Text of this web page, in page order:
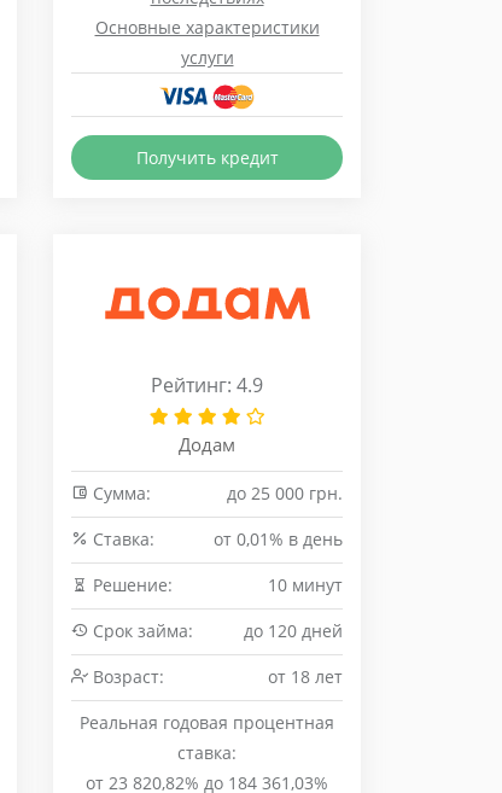
Основные характеристики
услуги
Получить кредит
Рейтинг: 4.9
Додам
Сумма:
до 25 000 грн.
Cтавка:
от 0,01% в день
Решение:
10 минут
Срок займа:
до 120 дней
Возраст:
от 18 лет
Реальная годовая процентная
ставка:
от 23 820,82% до 184 361,03%